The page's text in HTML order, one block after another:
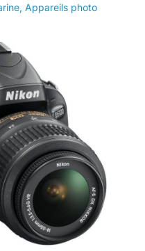
, Appareils photo